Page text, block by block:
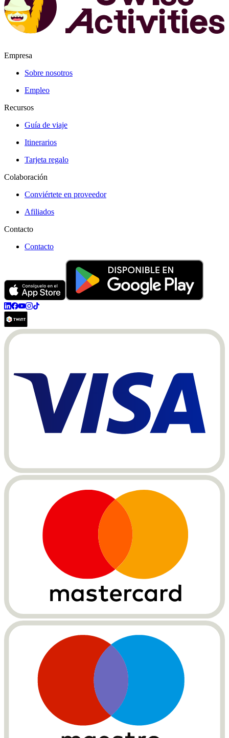
Empresa
Sobre nosotros
Empleo
Recursos
Guía de viaje
Itinerarios
Tarjeta regalo
Colaboración
Conviértete en proveedor
Afiliados
Contacto
Contacto